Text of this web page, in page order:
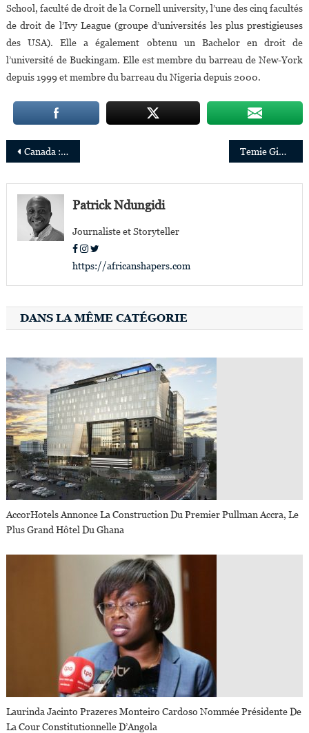
School, faculté de droit de la Cornell university, l’une des cinq facultés
de droit de l’Ivy League (groupe d’universités les plus prestigieuses
des USA). Elle a également obtenu un Bachelor en droit de
l’université de Buckingam. Elle est membre du barreau de New-York
depuis 1999 et membre du barreau du Nigeria depuis 2000.
Navigation
de
l’article
Canada : Dieudonné Ella Oyono élu président du Parti Québécois Temie Giwa-Tubosun lauréate de l’Africa Netpreneur Prize de la Fondation Jack Ma
Patrick Ndungidi
Journaliste et Storyteller
https://africanshapers.com
DANS LA MÊME CATÉGORIE
AccorHotels Annonce La Construction Du Premier Pullman Accra, Le
Plus Grand Hôtel Du Ghana
Laurinda Jacinto Prazeres Monteiro Cardoso Nommée Présidente De
La Cour Constitutionnelle D’Angola